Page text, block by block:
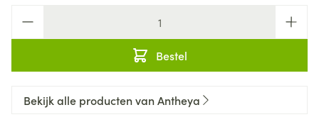
Bestel
Bekijk alle producten van Antheya